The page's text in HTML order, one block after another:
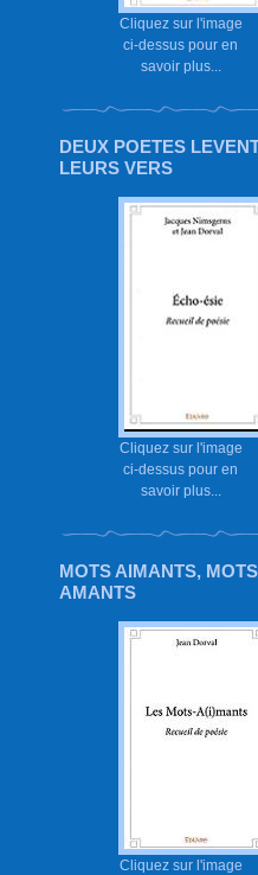
Cliquez sur l'image
ci-dessus pour en
savoir plus...
DEUX POETES
LEURS VERS
Cliquez sur l'image
ci-dessus pour en
savoir plus...
MOTS AIMANTS, MOTS
AMANTS
Cliquez sur l'image